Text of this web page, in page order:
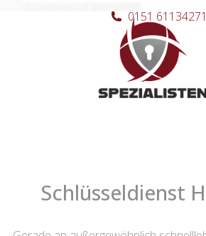
Hauptnavigation
0151 61134271
Schlüsseldienst